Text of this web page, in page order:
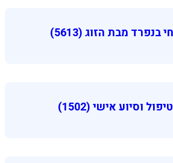
מבת הזוג (5613)
וסיוע אישי (1502)